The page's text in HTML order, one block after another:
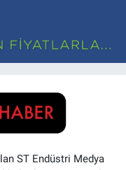
ST Endüstri Medya